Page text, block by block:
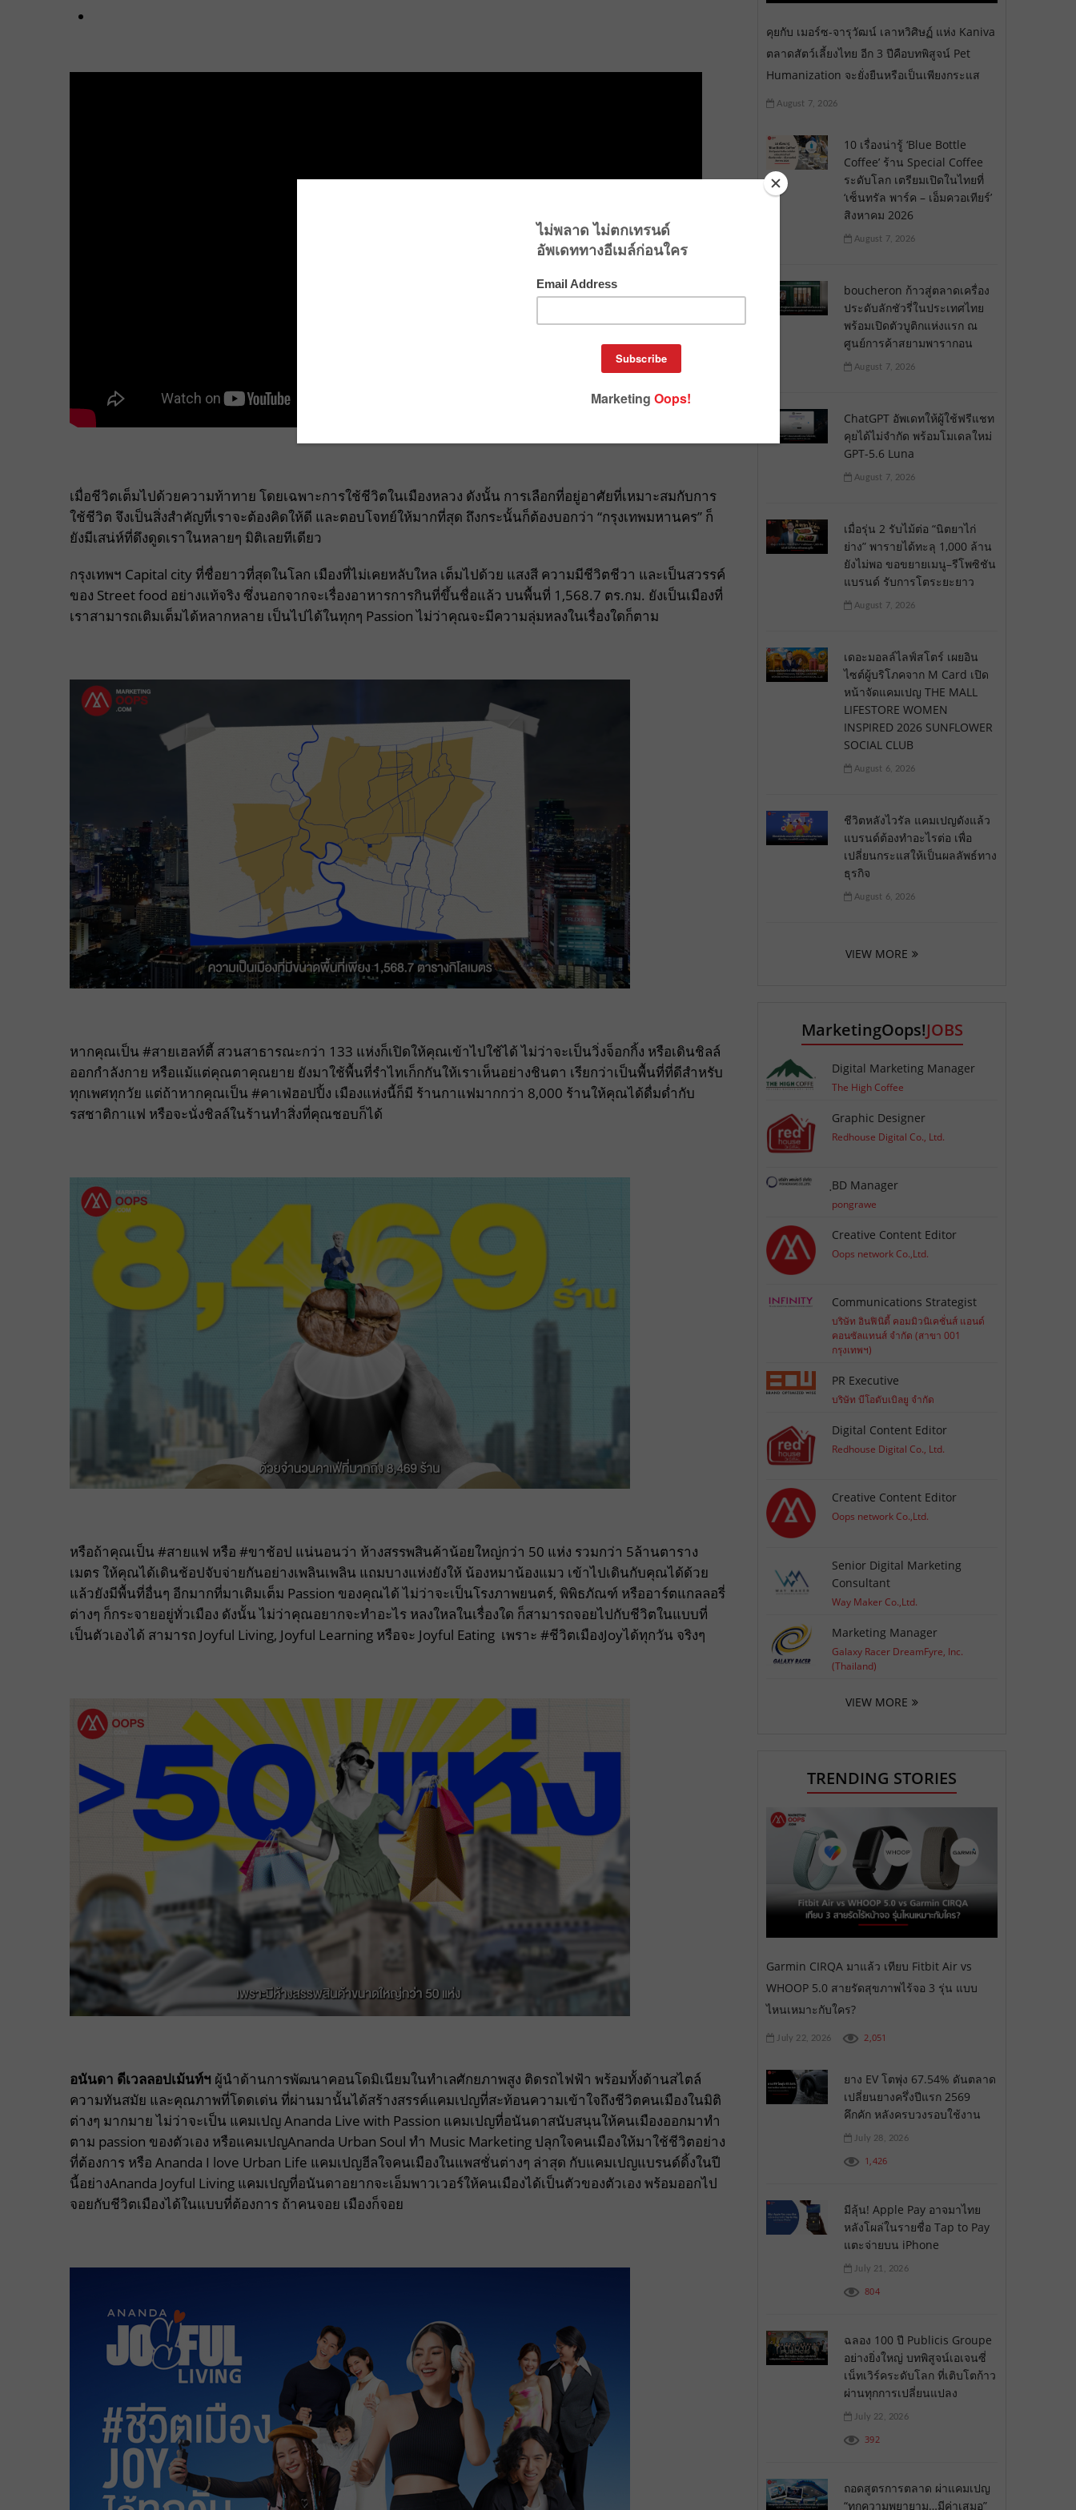
เมื่อชีวิตเต็มไปด้วยความท้าทาย โดยเฉพาะการใช้ชีวิตในเมืองหลวง ดังนั้น การเลือกที่อยู่อาศัยที่เหมาะสมกับการ
ใช้ชีวิต จึงเป็นสิ่งสำคัญที่เราจะต้องคิดให้ดี และตอบโจทย์ให้มากที่สุด ถึงกระนั้นก็ต้องบอกว่า “กรุงเทพมหานคร” ก็
ยังมีเสน่ห์ที่ดึงดูดเราในหลายๆ มิติเลยทีเดียว
กรุงเทพฯ Capital city ที่ชื่อยาวที่สุดในโลก เมืองที่ไม่เคยหลับใหล เต็มไปด้วย แสงสี ความมีชีวิตชีวา และเป็นสวรรค์
ของ Street food อย่างแท้จริง ซึ่งนอกจากจะเรื่องอาหารการกินที่ขึ้นชื่อแล้ว บนพื้นที่ 1,568.7 ตร.กม. ยังเป็นเมืองที่
เราสามารถเติมเต็มได้หลากหลาย เป็นไปได้ในทุกๆ Passion ไม่ว่าคุณจะมีความลุ่มหลงในเรื่องใดก็ตาม
หากคุณเป็น #สายเฮลท์ตี้ สวนสาธารณะกว่า 133 แห่งก็เปิดให้คุณเข้าไปใช้ได้ ไม่ว่าจะเป็นวิ่งจ็อกกิ้ง หรือเดินชิลล์
ออกกำลังกาย หรือแม้แต่คุณตาคุณยาย ยังมาใช้พื้นที่รำไทเก็กกันให้เราเห็นอย่างชินตา เรียกว่าเป็นพื้นที่ที่ดีสำหรับ
ทุกเพศทุกวัย แต่ถ้าหากคุณเป็น #คาเฟ่ฮอปปิ้ง เมืองแห่งนี้ก็มี ร้านกาแฟมากกว่า 8,000 ร้านให้คุณได้ดื่มด่ำกับ
รสชาติกาแฟ หรือจะนั่งชิลล์ในร้านทำสิ่งที่คุณชอบก็ได้
หรือถ้าคุณเป็น #สายแฟ หรือ #ขาช้อป แน่นอนว่า ห้างสรรพสินค้าน้อยใหญ่กว่า 50 แห่ง รวมกว่า 5ล้านตาราง
เมตร ให้คุณได้เดินช้อปจับจ่ายกันอย่างเพลินเพลิน แถมบางแห่งยังให้ น้องหมาน้องแมว เข้าไปเดินกับคุณได้ด้วย
แล้วยังมีพื้นที่อื่นๆ อีกมากที่มาเติมเต็ม Passion ของคุณได้ ไม่ว่าจะเป็นโรงภาพยนตร์, พิพิธภัณฑ์ หรืออาร์ตแกลลอรี่
ต่างๆ ก็กระจายอยู่ทั่วเมือง ดังนั้น ไม่ว่าคุณอยากจะทำอะไร หลงใหลในเรื่องใด ก็สามารถจอยไปกับชีวิตในแบบที่
เป็นตัวเองได้ สามารถ Joyful Living, Joyful Learning หรือจะ Joyful Eating เพราะ #ชีวิตเมืองJoyได้ทุกวัน จริงๆ
อนันดา ดีเวลลอปเม้นท์ฯ ผู้นำด้านการพัฒนาคอนโดมิเนียมในทำเลศักยภาพสูง ติดรถไฟฟ้า พร้อมทั้งด้านสไตล์
ความทันสมัย และคุณภาพที่โดดเด่น ที่ผ่านมานั้นได้สร้างสรรค์แคมเปญที่สะท้อนความเข้าใจถึงชีวิตคนเมืองในมิติ
ต่างๆ มากมาย ไม่ว่าจะเป็น แคมเปญ Ananda Live with Passion แคมเปญที่อนันดาสนับสนุนให้คนเมืองออกมาทำ
ตาม passion ของตัวเอง หรือแคมเปญAnanda Urban Soul ทำ Music Marketing ปลุกใจคนเมืองให้มาใช้ชีวิตอย่าง
ที่ต้องการ หรือ Ananda I love Urban Life แคมเปญฮีลใจคนเมืองในแพสชั่นต่างๆ ล่าสุด กับแคมเปญแบรนด์ดิ้งในปี
นี้อย่างAnanda Joyful Living แคมเปญที่อนันดาอยากจะเอ็มพาวเวอร์ให้คนเมืองได้เป็นตัวของตัวเอง พร้อมออกไป
จอยกับชีวิตเมืองได้ในแบบที่ต้องการ ถ้าคนจอย เมืองก็จอย
คุยกับ เมอร์ซ-จารุวัฒน์ เลาหวิศิษฏ์ แห่ง Kaniva
ตลาดสัตว์เลี้ยงไทย อีก 3 ปีคือบทพิสูจน์ Pet
Humanization จะยั่งยืนหรือเป็นเพียงกระแส
August 7, 2026
10 เรื่องน่ารู้ ‘Blue Bottle
Coffee’ ร้าน Special Coffee
ระดับโลก เตรียมเปิดในไทยที่
‘เซ็นทรัล พาร์ค – เอ็มควอเทียร์’
สิงหาคม 2026
August 7, 2026
boucheron ก้าวสู่ตลาดเครื่อง
ประดับลักชัวรี่ในประเทศไทย
พร้อมเปิดตัวบูติกแห่งแรก ณ
ศูนย์การค้าสยามพารากอน
August 7, 2026
ChatGPT อัพเดทให้ผู้ใช้ฟรีแชท
คุยได้ไม่จำกัด พร้อมโมเดลใหม่
GPT-5.6 Luna
August 7, 2026
เมื่อรุ่น 2 รับไม้ต่อ “นิตยาไก่
ย่าง” พารายได้ทะลุ 1,000 ล้าน
ยังไม่พอ ขอขยายเมนู–รีโพซิชัน
แบรนด์ รับการโตระยะยาว
August 7, 2026
เดอะมอลล์ไลฟ์สโตร์ เผยอิน
ไซต์ผู้บริโภคจาก M Card เปิด
หน้าจัดแคมเปญ THE MALL
LIFESTORE WOMEN
INSPIRED 2026 SUNFLOWER
SOCIAL CLUB
August 6, 2026
ชีวิตหลังไวรัล แคมเปญดังแล้ว
แบรนด์ต้องทำอะไรต่อ เพื่อ
เปลี่ยนกระแสให้เป็นผลลัพธ์ทาง
ธุรกิจ
August 6, 2026
VIEW MORE
MarketingOops!JOBS
Digital Marketing Manager
The High Coffee
Graphic Designer
Redhouse Digital Co., Ltd.
ฺBD Manager
pongrawe
Creative Content Editor
Oops network Co.,Ltd.
Communications Strategist
บริษัท อินฟินิตี้ คอมมิวนิเคชั่นส์ แอนด์
คอนซัลแทนส์ จำกัด (สาขา 001
กรุงเทพฯ)
PR Executive
บริษัท บีโอดับเบิลยู จำกัด
Digital Content Editor
Redhouse Digital Co., Ltd.
Creative Content Editor
Oops network Co.,Ltd.
Senior Digital Marketing
Consultant
Way Maker Co.,Ltd.
Marketing Manager
Galaxy Racer DreamFyre, Inc.
(Thailand)
VIEW MORE
TRENDING STORIES
Garmin CIRQA มาแล้ว เทียบ Fitbit Air vs
WHOOP 5.0 สายรัดสุขภาพไร้จอ 3 รุ่น แบบ
ไหนเหมาะกับใคร?
July 22, 2026 2,051
ยาง EV โตพุ่ง 67.54% ดันตลาด
เปลี่ยนยางครึ่งปีแรก 2569
คึกคัก หลังครบวงรอบใช้งาน
July 28, 2026
1,426
มีลุ้น! Apple Pay อาจมาไทย
หลังโผล่ในรายชื่อ Tap to Pay
แตะจ่ายบน iPhone
July 21, 2026
804
ฉลอง 100 ปี Publicis Groupe
อย่างยิ่งใหญ่ บทพิสูจน์เอเจนซี่
เน็ทเวิร์คระดับโลก ที่เติบโตก้าว
ผ่านทุกการเปลี่ยนแปลง
July 22, 2026
392
ถอดสูตรการตลาด ผ่าแคมเปญ
“ทุกความพยายาม…มีค่าเสมอ”